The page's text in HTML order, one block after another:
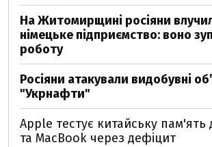
На Житомирщині росіяни
німецьке підприємство: воно
роботу
Росіяни атакували видобувні
"Укрнафти"
Apple тестує китайську пам'ять
та MacBook через дефіцит